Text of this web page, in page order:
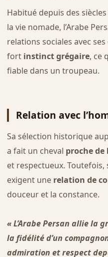
Habitué depuis des
la vie nomade, l’Arabe
relations sociales avec
fort instinct grégaire, ce
fiable dans un troupeau.
Relation avec
Sa sélection historique
a fait un cheval proche de
et respectueux.
exigent une relation de
douceur et la constance.
« L’Arabe Persan allie la
la fidélité d’un
admiration et respect